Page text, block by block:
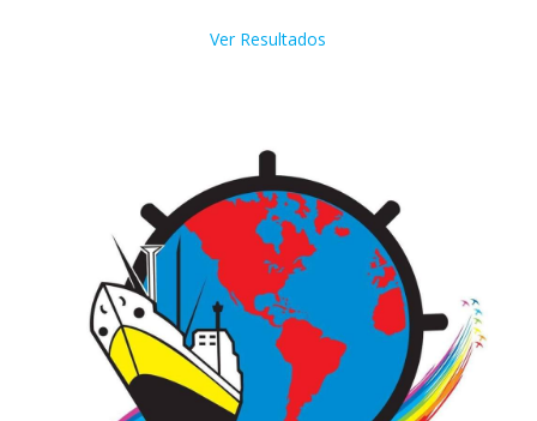
Ver Resultados